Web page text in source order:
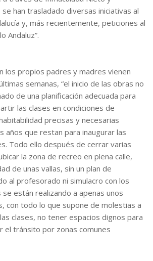
han trasladado diversas iniciativas al
y, más recientemente, peticiones al
Andaluz”.
los propios padres y madres vienen
semanas, “el inicio de las obras no
de una planificación adecuada para
las clases en condiciones de
precisas y necesarias
años que restan para inaugurar las
Todo ello después de cerrar varias
la zona de recreo en plena calle,
de unas vallas, sin un plan de
al profesorado ni simulacro con los
se están realizando a apenas unos
con todo lo que supone de molestias a
clases, no tener espacios dignos para
el tránsito por zonas comunes